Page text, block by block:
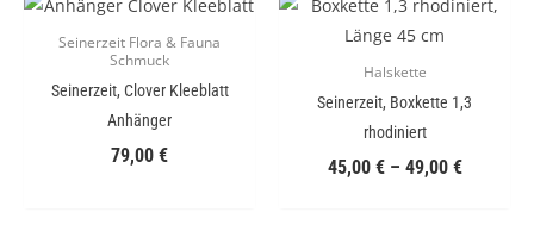
Seinerzeit Flora & Fauna
Schmuck
Seinerzeit, Clover Kleeblatt
Anhänger
79,00 €
Halskette
Seinerzeit, Boxkette 1,3
rhodiniert
45,00 €– 49,00 €